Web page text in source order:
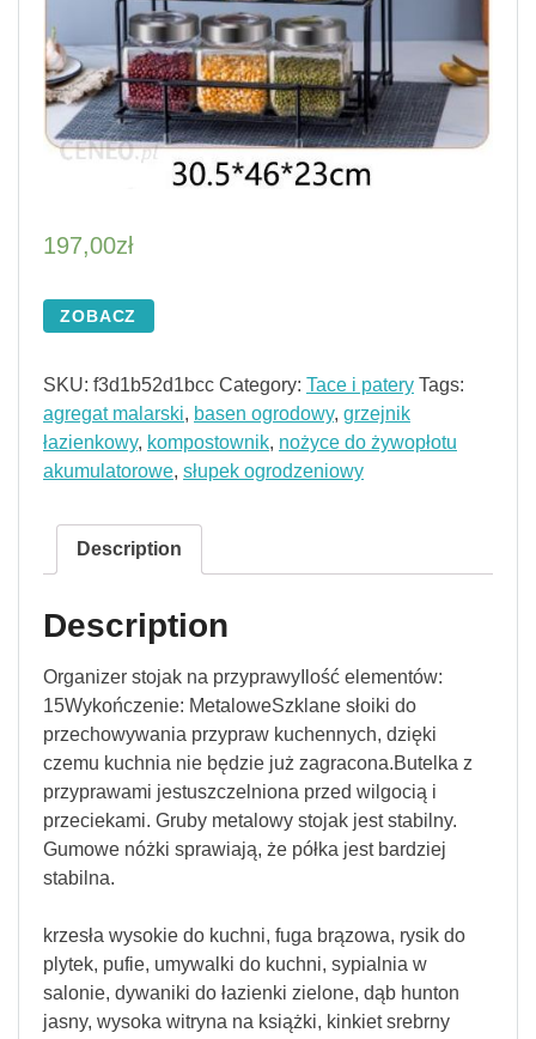
197,00zł
ZOBACZ
SKU: f3d1b52d1bcc Category: Tace i patery Tags:
agregat malarski, basen ogrodowy, grzejnik
łazienkowy, kompostownik, nożyce do żywopłotu
akumulatorowe, słupek ogrodzeniowy
Description
Description
Organizer stojak na przyprawyIlość elementów:
15Wykończenie: MetaloweSzklane słoiki do
przechowywania przypraw kuchennych, dzięki
czemu kuchnia nie będzie już zagracona.Butelka z
przyprawami jestuszczelniona przed wilgocią i
przeciekami. Gruby metalowy stojak jest stabilny.
Gumowe nóżki sprawiają, że półka jest bardziej
stabilna.
krzesła wysokie do kuchni, fuga brązowa, rysik do
plytek, pufie, umywalki do kuchni, sypialnia w
salonie, dywaniki do łazienki zielone, dąb hunton
jasny, wysoka witryna na książki, kinkiet srebrny